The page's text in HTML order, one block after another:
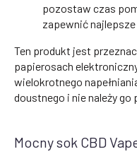
pozostaw czas
zapewnić
Ten produkt jest
papierosach
wielokrotnego
doustnego i nie należy go
Mocny sok CBD